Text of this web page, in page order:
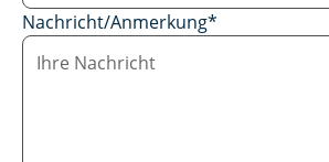
Nachricht/Anmerkung*